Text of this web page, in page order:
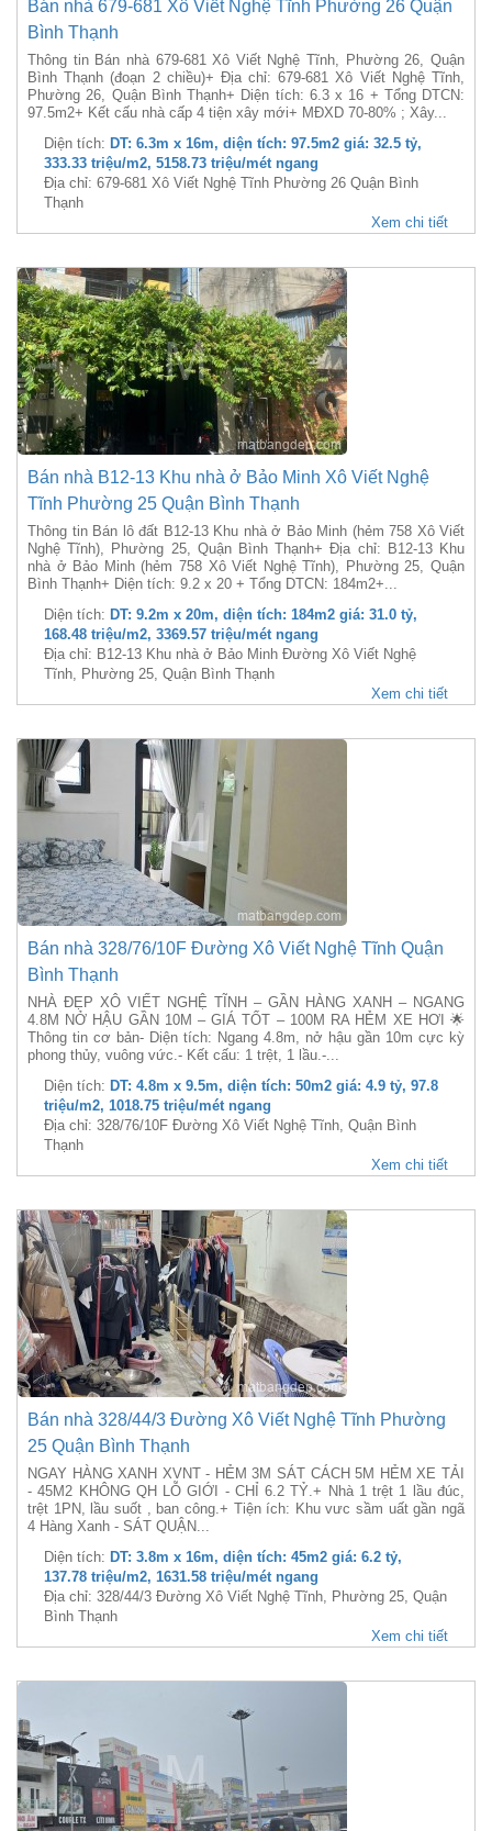
Bán nhà 679-681 Xô Viết Nghệ Tĩnh Phường 26 Quận
Bình Thạnh
Thông tin Bán nhà 679-681 Xô Viết Nghệ Tĩnh, Phường 26, Quận
Bình Thạnh (đoạn 2 chiều)+ Địa chỉ: 679-681 Xô Viết Nghệ Tĩnh,
Phường 26, Quận Bình Thạnh+ Diện tích: 6.3 x 16 + Tổng DTCN:
97.5m2+ Kết cấu nhà cấp 4 tiện xây mới+ MĐXD 70-80% ; Xây...
Diện tích: DT: 6.3m x 16m, diện tích: 97.5m2 giá: 32.5 tỷ,
333.33 triệu/m2, 5158.73 triệu/mét ngang
Địa chỉ: 679-681 Xô Viết Nghệ Tĩnh Phường 26 Quận Bình
Thạnh
Xem chi tiết
Bán nhà B12-13 Khu nhà ở Bảo Minh Xô Viết Nghệ
Tĩnh Phường 25 Quận Bình Thạnh
Thông tin Bán lô đất B12-13 Khu nhà ở Bảo Minh (hẻm 758 Xô Viết
Nghệ Tĩnh), Phường 25, Quận Bình Thạnh+ Địa chỉ: B12-13 Khu
nhà ở Bảo Minh (hẻm 758 Xô Viết Nghệ Tĩnh), Phường 25, Quận
Bình Thạnh+ Diện tích: 9.2 x 20 + Tổng DTCN: 184m2+...
Diện tích: DT: 9.2m x 20m, diện tích: 184m2 giá: 31.0 tỷ,
168.48 triệu/m2, 3369.57 triệu/mét ngang
Địa chỉ: B12-13 Khu nhà ở Bảo Minh Đường Xô Viết Nghệ
Tĩnh, Phường 25, Quận Bình Thạnh
Xem chi tiết
Bán nhà 328/76/10F Đường Xô Viết Nghệ Tĩnh Quận
Bình Thạnh
NHÀ ĐẸP XÔ VIẾT NGHỆ TĨNH – GẦN HÀNG XANH – NGANG
4.8M NỞ HẬU GẦN 10M – GIÁ TỐT – 100M RA HẺM XE HƠI 🌟
Thông tin cơ bản- Diện tích: Ngang 4.8m, nở hậu gần 10m cực kỳ
phong thủy, vuông vức.- Kết cấu: 1 trệt, 1 lầu.-...
Diện tích: DT: 4.8m x 9.5m, diện tích: 50m2 giá: 4.9 tỷ, 97.8
triệu/m2, 1018.75 triệu/mét ngang
Địa chỉ: 328/76/10F Đường Xô Viết Nghệ Tĩnh, Quận Bình
Thạnh
Xem chi tiết
Bán nhà 328/44/3 Đường Xô Viết Nghệ Tĩnh Phường
25 Quận Bình Thạnh
NGAY HÀNG XANH XVNT - HẺM 3M SÁT CÁCH 5M HẺM XE TẢI
- 45M2 KHÔNG QH LỖ GIỚI - CHỈ 6.2 TỶ.+ Nhà 1 trệt 1 lầu đúc,
trệt 1PN, lầu suốt , ban công.+ Tiện ích: Khu vưc sầm uất gần ngã
4 Hàng Xanh - SÁT QUẬN...
Diện tích: DT: 3.8m x 16m, diện tích: 45m2 giá: 6.2 tỷ,
137.78 triệu/m2, 1631.58 triệu/mét ngang
Địa chỉ: 328/44/3 Đường Xô Viết Nghệ Tĩnh, Phường 25, Quận
Bình Thạnh
Xem chi tiết